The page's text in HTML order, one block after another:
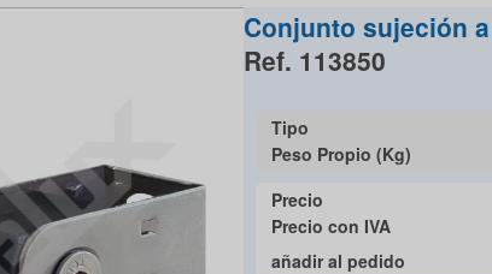
Conjunto sujeción
Ref. 113850
Tipo
Peso Propio (Kg)
Precio
Precio con IVA
añadir al pedido